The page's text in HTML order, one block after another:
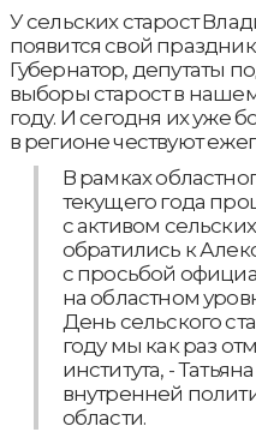
У сельских старост
появится свой
Губернатор, депутаты
выборы старост в
году. И сегодня их уже
в регионе чествуют
В рамках
текущего года
с активом
обратились к
с просьбой
на областном
День сельского
году мы как раз
института, -
внутренней
области.